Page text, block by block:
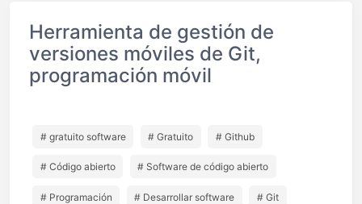
Herramienta de gestión de
versiones móviles de Git,
programación móvil
# gratuito software # Gratuito # Github
# Código abierto # Software de código abierto
# Programación # Desarrollar software # Git